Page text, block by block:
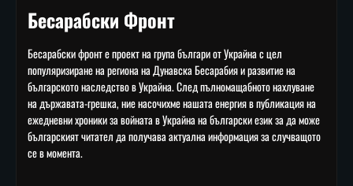
Бесарабски Фронт
Бесарабски фронт е проект на група българи от Украйна с цел
популяризиране на региона на Дунавска Бесарабия и развитие на
българското наследство в Украйна. След пълномащабното нахлуване
на държавата-грешка, ние насочихме нашата енергия в публикация на
ежедневни хроники за войната в Украйна на български език за да може
българският читател да получава актуална информация за случващото
се в момента.